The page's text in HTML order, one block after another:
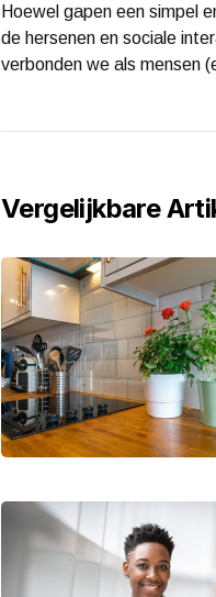
Hoewel gapen een simpel
de hersenen en sociale
verbonden we als mensen
Vergelijkbare